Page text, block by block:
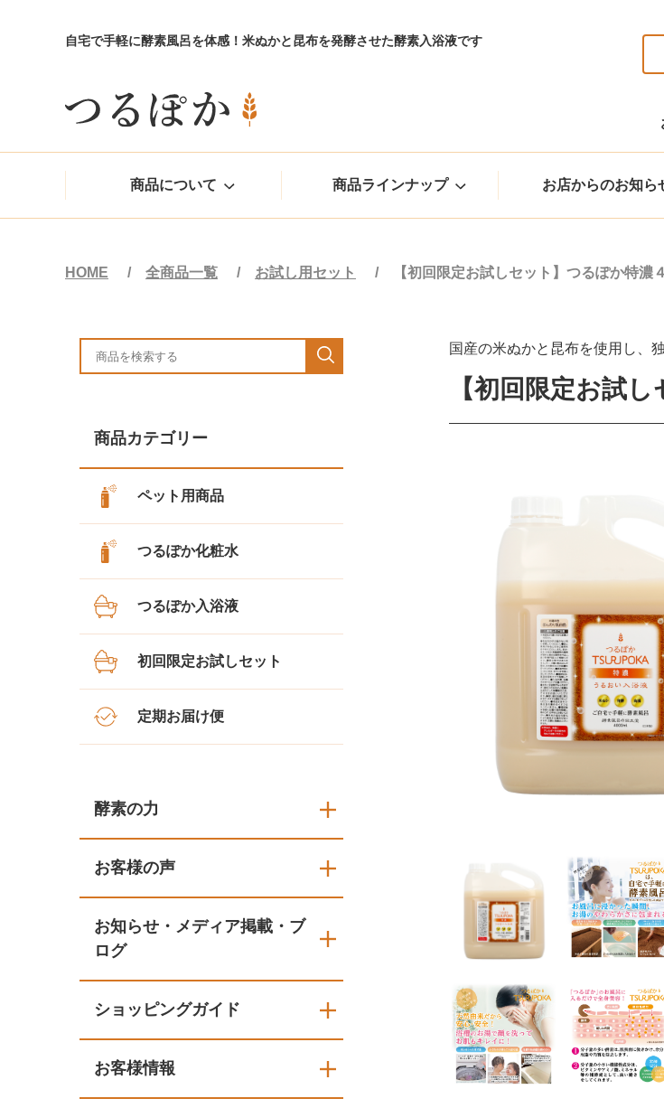
自宅で手軽に酵素風呂を体感！米ぬかと昆布を発酵させた酵素入浴液です
商品について 商品ラインナップ お店からのお知ら
HOME 全商品一覧 お試し用セット 【初回限定お試しセット】つるぽか特
国産の米ぬかと昆布を使用し、
【初回限定お試
商品カテゴリー
ペット用商品
つるぽか化粧水
つるぽか入浴液
初回限定お試しセット
定期お届け便
酵素の力
お客様の声
お知らせ・メディア掲載・ブ
ログ
ショッピングガイド
お客様情報